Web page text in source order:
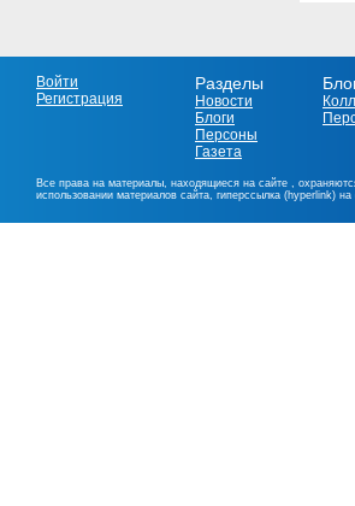
Войти
Регистрация
Разделы
Новости
Блоги
Персоны
Газета
Все права на материалы, находящиеся на сайте ,
использовании материалов сайта, гиперссылка (hyperlink)